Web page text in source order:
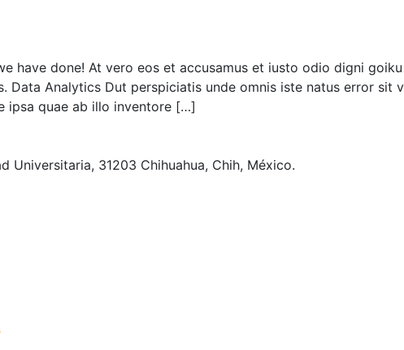
have done! At vero eos et accusamus et iusto odio digni
Data Analytics Dut perspiciatis unde omnis iste natus error sit
ipsa quae ab illo inventore […]
Universitaria, 31203 Chihuahua, Chih, México.